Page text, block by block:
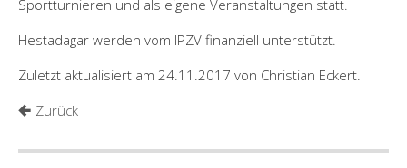
Sportturnieren und als eigene Veranstaltungen statt.
Hestadagar werden vom IPZV finanziell unterstützt.
Zuletzt aktualisiert am 24.11.2017 von Christian Eckert.
Zurück